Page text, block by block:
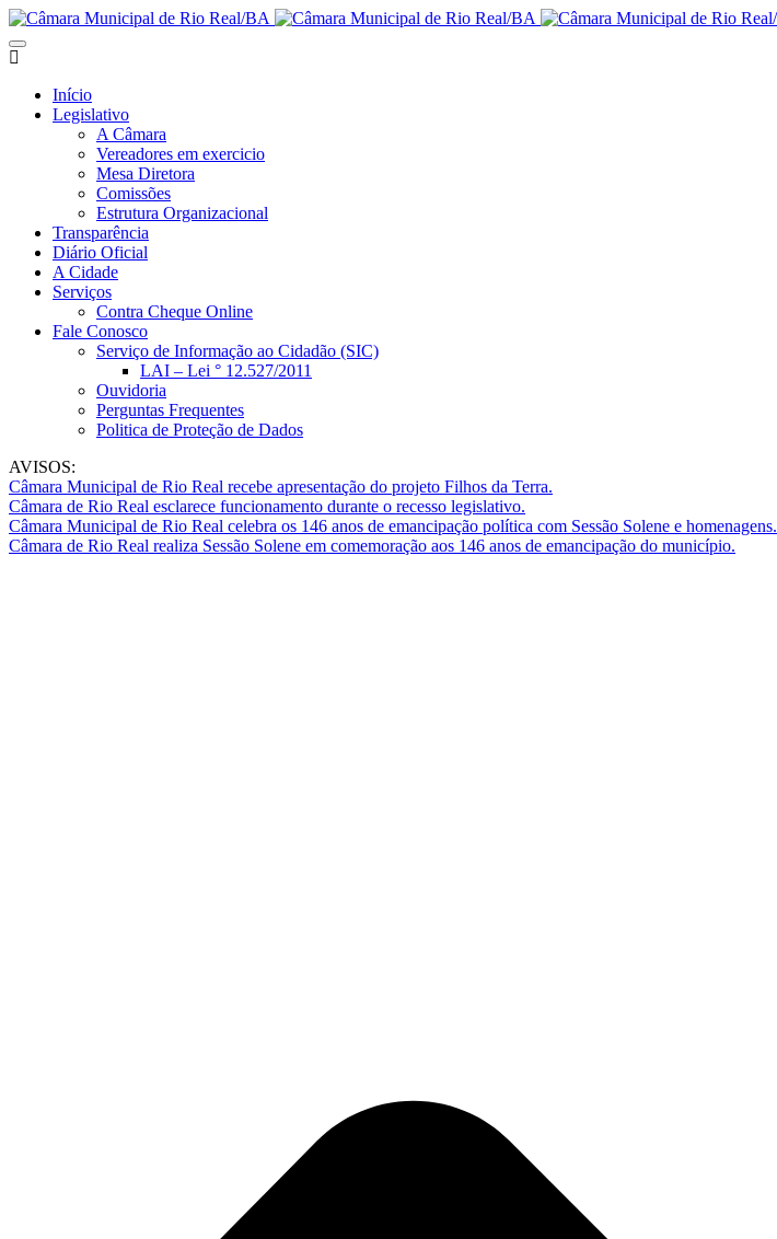
Início
Legislativo
A Câmara
Vereadores em exercicio
Mesa Diretora
Comissões
Estrutura Organizacional
Transparência
Diário Oficial
A Cidade
Serviços
Contra Cheque Online
Fale Conosco
Serviço de Informação ao Cidadão (SIC)
LAI – Lei ° 12.527/2011
Ouvidoria
Perguntas Frequentes
Politica de Proteção de Dados
AVISOS:
Câmara Municipal de Rio Real recebe apresentação do projeto Filhos da Terra.
Câmara de Rio Real esclarece funcionamento durante o recesso legislativo.
Câmara Municipal de Rio Real celebra os 146 anos de emancipação política com Sessão Solene e homenagens.
Câmara de Rio Real realiza Sessão Solene em comemoração aos 146 anos de emancipação do município.